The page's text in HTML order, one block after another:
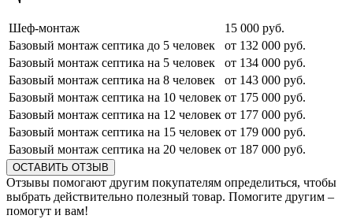
Шеф-монтаж
15 000 руб.
Базовый монтаж септика до 5 человек
от 132 000 руб.
Базовый монтаж септика на 5 человек
от 134 000 руб.
Базовый монтаж септика на 8 человек
от 143 000 руб.
Базовый монтаж септика на 10 человек от 175 000 руб.
Базовый монтаж септика на 12 человек от 177 000 руб.
Базовый монтаж септика на 15 человек от 179 000 руб.
Базовый монтаж септика на 20 человек от 187 000 руб.
ОСТАВИТЬ ОТЗЫВ
Отзывы помогают другим покупателям определиться, чтобы
выбрать действительно полезный товар. Помогите другим –
помогут и вам!